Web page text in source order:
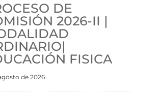
DE
2026-II |
FISICA
de 2026